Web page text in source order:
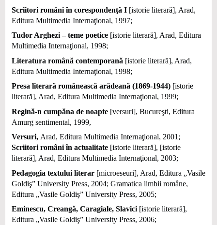
Scriitori români în corespondenţă I [istorie literară], Arad,
Editura Multimedia Internaţional, 1997;
Tudor Arghezi – teme poetice [istorie literară], Arad, Editura
Multimedia Internaţional, 1998;
Literatura română contemporană [istorie literară], Arad,
Editura Multimedia Internaţional, 1998;
Presa literară românească arădeană (1869-1944) [istorie
literară], Arad, Editura Multimedia Internaţional, 1999;
Regină-n cumpăna de noapte [versuri], Bucureşti, Editura
Amurg sentimental, 1999,
Versuri, Arad, Editura Multimedia Internaţional, 2001;
Scriitori români în actualitate [istorie literară], [istorie
literară], Arad, Editura Multimedia Internaţional, 2003;
Pedagogia textului literar [microeseuri], Arad, Editura „Vasile
Goldiş” University Press, 2004; Gramatica limbii române,
Editura „Vasile Goldiş” University Press, 2005;
Eminescu, Creangă, Caragiale, Slavici [istorie literară],
Editura „Vasile Goldiş” University Press, 2006;